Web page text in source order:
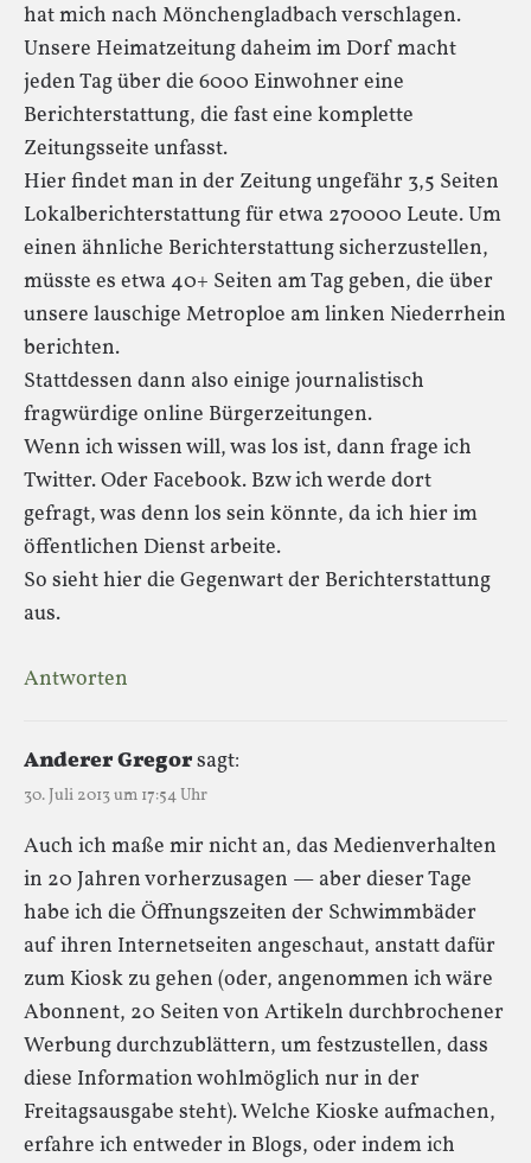
hat mich nach Mönchengladbach verschlagen.
Unsere Heimatzeitung daheim im Dorf macht
jeden Tag über die 6000 Einwohner eine
Berichterstattung, die fast eine komplette
Zeitungsseite unfasst.
Hier findet man in der Zeitung ungefähr 3,5 Seiten
Lokalberichterstattung für etwa 270000 Leute. Um
einen ähnliche Berichterstattung sicherzustellen,
müsste es etwa 40+ Seiten am Tag geben, die über
unsere lauschige Metroploe am linken Niederrhein
berichten.
Stattdessen dann also einige journalistisch
fragwürdige online Bürgerzeitungen.
Wenn ich wissen will, was los ist, dann frage ich
Twitter. Oder Facebook. Bzw ich werde dort
gefragt, was denn los sein könnte, da ich hier im
öffentlichen Dienst arbeite.
So sieht hier die Gegenwart der Berichterstattung
aus.
Antworten
Anderer Gregorsagt:
30. Juli 2013 um 17:54 Uhr
Auch ich maße mir nicht an, das Medienverhalten
in 20 Jahren vorherzusagen — aber dieser Tage
habe ich die Öffnungszeiten der Schwimmbäder
auf ihren Internetseiten angeschaut, anstatt dafür
zum Kiosk zu gehen (oder, angenommen ich wäre
Abonnent, 20 Seiten von Artikeln durchbrochener
Werbung durchzublättern, um festzustellen, dass
diese Information wohlmöglich nur in der
Freitagsausgabe steht). Welche Kioske aufmachen,
erfahre ich entweder in Blogs, oder indem ich